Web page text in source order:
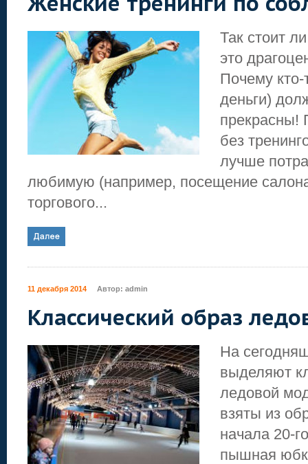
Так стоит
это
Почему
деньги)
прекрасны!
без
лучше
любимую (например, посещение
торгового...
11 декабря 2014 Автор: admin
Классический образ
На
выделяют
ледовой
взяты из
начала 20-
пышная